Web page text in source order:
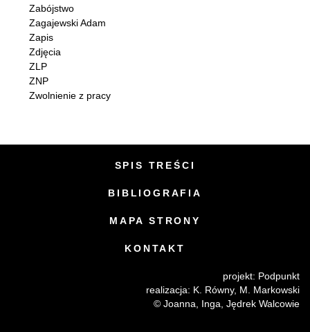
Zabójstwo
Zagajewski Adam
Zapis
Zdjęcia
ZLP
ZNP
Zwolnienie z pracy
SPIS TREŚCI
BIBLIOGRAFIA
MAPA STRONY
KONTAKT
projekt: Podpunkt
realizacja: K. Równy, M. Markowski
© Joanna, Inga, Jędrek Walcowie